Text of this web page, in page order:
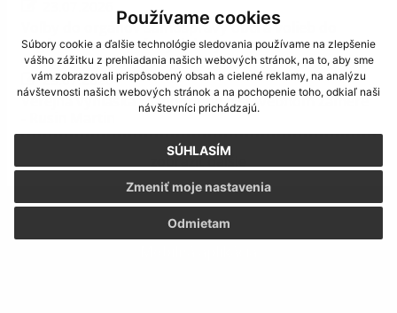
Používame cookies
Súbory cookie a ďalšie technológie sledovania používame na zlepšenie
vášho zážitku z prehliadania našich webových stránok, na to, aby sme
vám zobrazovali prispôsobený obsah a cielené reklamy, na analýzu
návštevnosti našich webových stránok a na pochopenie toho, odkiaľ naši
návštevníci prichádzajú.
SÚHLASÍM
Odmietam
Zmeniť moje nastavenia
Voľby do orgánov samosprávy obci a volieb do
orgánov samosprávnych krajov
23.07.2026
Verejná vyhláška rozhodnutie o stavebnom zámere
zobraziť ďalšie